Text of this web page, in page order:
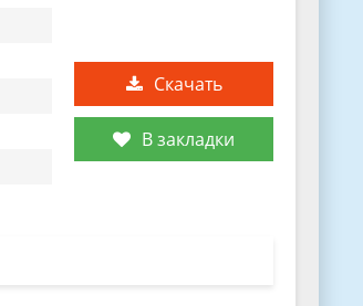
Скачать
В закладки